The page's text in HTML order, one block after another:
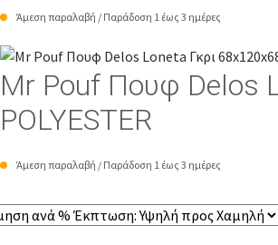
Άμεση παραλαβή / Παράδοση 1 έως 3 ημέρες
Mr Pouf Πουφ Delos
POLYESTER
Άμεση παραλαβή / Παράδοση 1 έως 3 ημέρες